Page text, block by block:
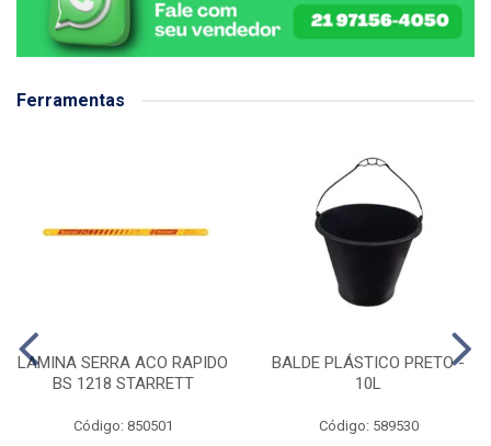
Ferramentas
LAMINA SERRA ACO RAPIDO
BS 1218 STARRETT
Código: 850501
BALDE PLÁSTICO PRETO -
10L
Código: 589530